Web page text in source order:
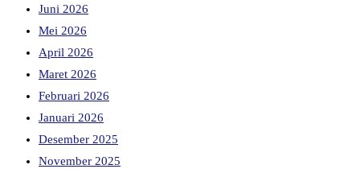
Juni 2026
Mei 2026
April 2026
Maret 2026
Februari 2026
Januari 2026
Desember 2025
November 2025